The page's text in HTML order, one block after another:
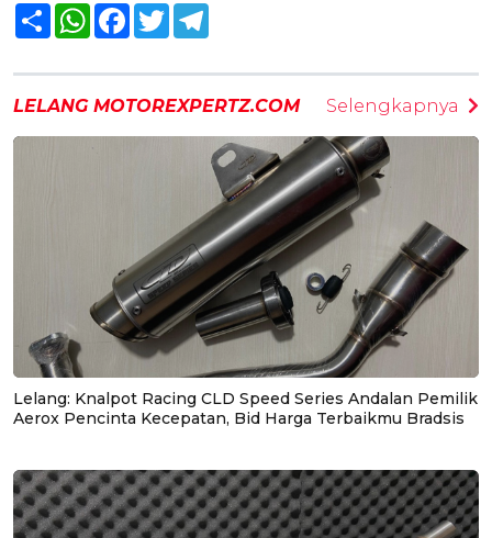
Share WhatsAppFacebook
Twitter
LELANG MOTOREXPERTZ.COM Selengkapnya
Lelang: Knalpot Racing CLD Speed Series Andalan Pemilik
Aerox Pencinta Kecepatan, Bid Harga Terbaikmu Bradsis